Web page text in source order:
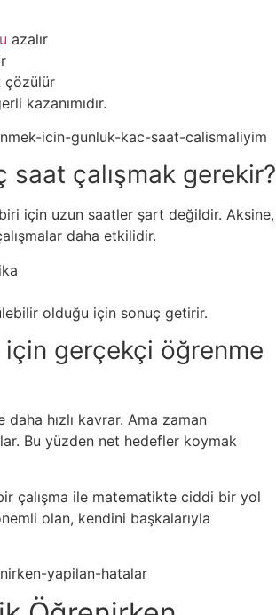
azalır
çözülür
kazanımıdır.
saat çalışmak gerekir?
biri için uzun saatler şart değildir. Aksine,
daha etkilidir.
olduğu için sonuç getirir.
gerçekçi öğrenme
hızlı kavrar. Ama zaman
Bu yüzden net hedefler koymak
çalışma ile matematikte ciddi bir yol
olan, kendini başkalarıyla